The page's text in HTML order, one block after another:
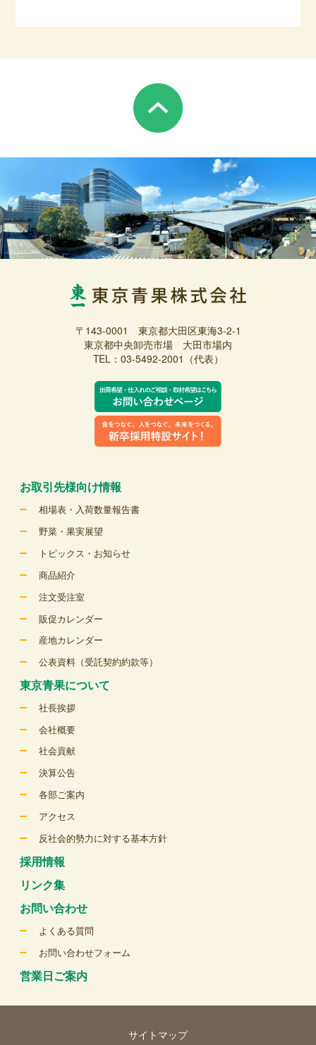
〒143-0001 東京都大田区東海3-2-1
東京都中央卸売市場 大田市場内
TEL：03-5492-2001（代表）
お取引先様向け情報
相場表・入荷数量報告書
野菜・果実展望
トピックス・お知らせ
商品紹介
注文受注室
販促カレンダー
産地カレンダー
公表資料（受託契約約款等）
東京青果について
社長挨拶
会社概要
社会貢献
決算公告
各部ご案内
アクセス
反社会的勢力に対する基本方針
採用情報
リンク集
お問い合わせ
よくある質問
お問い合わせフォーム
営業日ご案内
サイトマップ